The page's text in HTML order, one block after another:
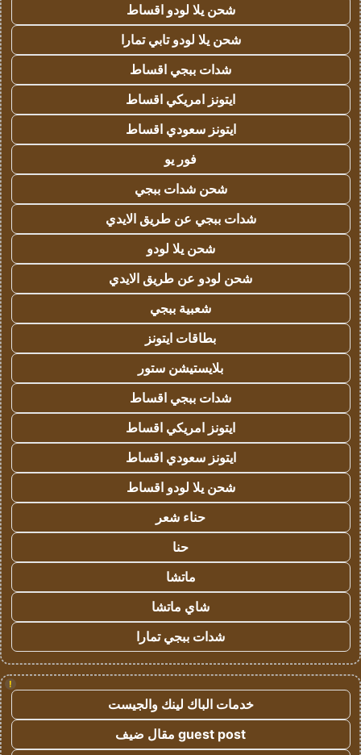
شحن يلا لودو اقساط
شحن يلا لودو تابي تمارا
شدات ببجي اقساط
ايتونز امريكي اقساط
ايتونز سعودي اقساط
فور يو
شحن شدات ببجي
شدات ببجي عن طريق الايدي
شحن يلا لودو
شحن لودو عن طريق الايدي
شعبية ببجي
بطاقات ايتونز
بلايستيشن ستور
شدات ببجي اقساط
ايتونز امريكي اقساط
ايتونز سعودي اقساط
شحن يلا لودو اقساط
حناء شعر
حنا
ماتشا
شاي ماتشا
شدات ببجي تمارا
!
خدمات الباك لينك والجيست
guest post مقال ضيف